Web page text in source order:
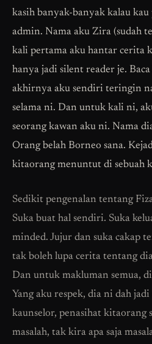
kasih banyak-banyak kalau
admin. Nama aku Zira (sudah
kali pertama aku hantar cerita
hanya jadi silent reader je.
akhirnya aku sendiri teringin
selama ni. Dan untuk kali ni,
seorang kawan aku ni. Nama
Orang belah Borneo sana.
kitaorang menuntut di sebuah
Sedikit pengenalan tentang
Suka buat hal sendiri. Suka
minded. Jujur dan suka cakap
tak boleh lupa cerita tentang
Dan untuk makluman semua,
Yang aku respek, dia ni dah
kaunselor, penasihat kitaorang
masalah, tak kira apa saja